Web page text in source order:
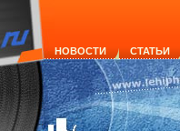
НОВОСТИ СТАТЬИ